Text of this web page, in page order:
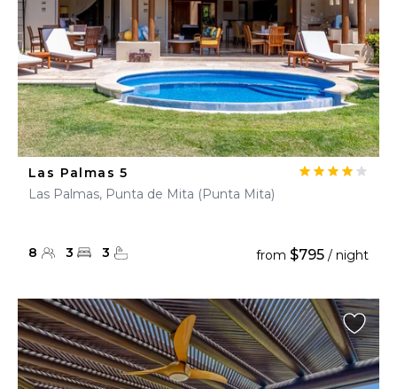
Las Palmas 5
Las Palmas, Punta de Mita (Punta Mita)
8 3 3 from $795 / night